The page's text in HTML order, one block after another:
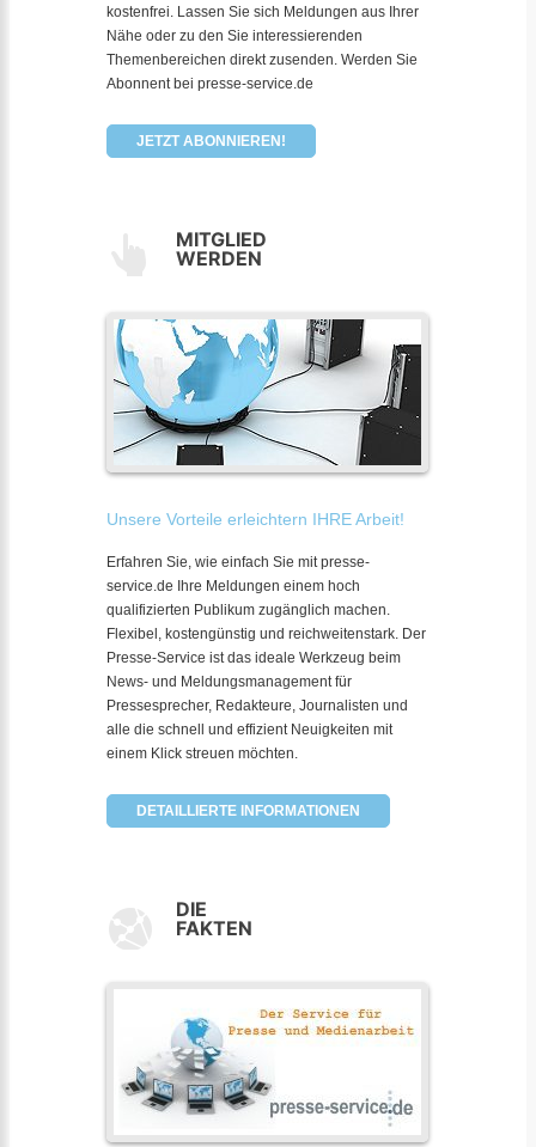
kostenfrei. Lassen Sie sich Meldungen aus Ihrer
Nähe oder zu den Sie interessierenden
Themenbereichen direkt zusenden. Werden Sie
Abonnent bei presse-service.de
JETZT ABONNIEREN!
MITGLIED
WERDEN
Unsere Vorteile erleichtern IHRE Arbeit!
Erfahren Sie, wie einfach Sie mit presse-
service.de Ihre Meldungen einem hoch
qualifizierten Publikum zugänglich machen.
Flexibel, kostengünstig und reichweitenstark. Der
Presse-Service ist das ideale Werkzeug beim
News- und Meldungsmanagement für
Pressesprecher, Redakteure, Journalisten und
alle die schnell und effizient Neuigkeiten mit
einem Klick streuen möchten.
DETAILLIERTE INFORMATIONEN
DIE
FAKTEN